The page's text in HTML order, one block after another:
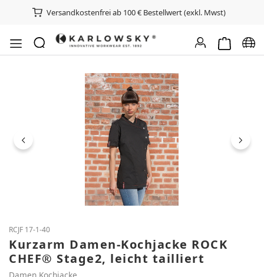
Versandkostenfrei ab 100 € Bestellwert (exkl. Mwst)
Bildergalerie überspringen
RCJF 17-1-40
Kurzarm Damen-Kochjacke ROCK
CHEF® Stage2, leicht tailliert